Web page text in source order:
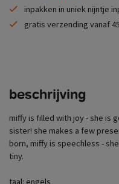
inpakken in uniek nijntje
gratis verzending vanaf
beschrijving
miffy is filled with joy - she is
sister! she makes a few
born, miffy is speechless -
tiny.
taal: engels